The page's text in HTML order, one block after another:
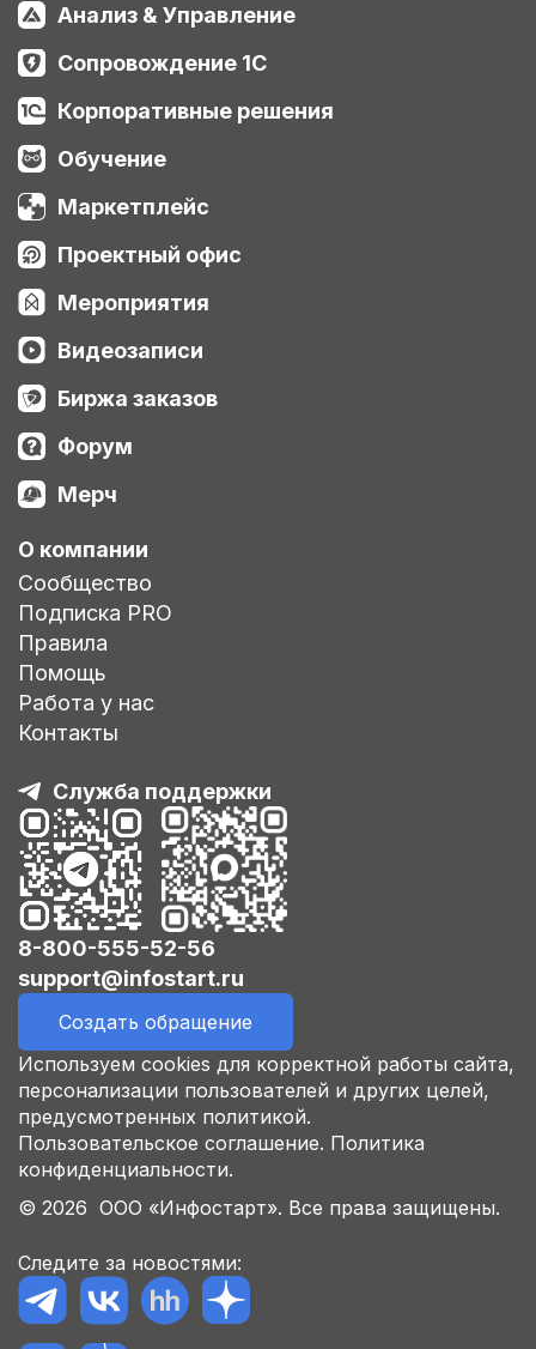
Анализ & Управление
Сопровождение 1С
Корпоративные решения
Обучение
Маркетплейс
Проектный офис
Мероприятия
Видеозаписи
Биржа заказов
Форум
Мерч
О компании
Сообщество
Подписка PRO
Правила
Помощь
Работа у нас
Контакты
Служба поддержки
8-800-555-52-56
support@infostart.ru
Создать обращение
Используем cookies для корректной работы сайта,
персонализации пользователей и других целей,
предусмотренных политикой.
Пользовательское соглашение. Политика
конфиденциальности.
© 2026 ООО «Инфостарт». Все права защищены.
Следите за новостями: